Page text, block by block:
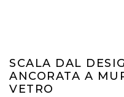
SCALA DAL
ANCORATA A
VETRO